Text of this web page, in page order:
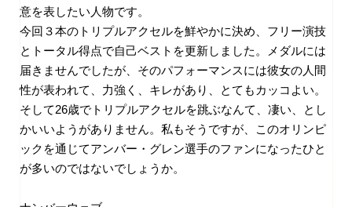
意を表したい人物です。
今回３本のトリプルアクセルを鮮やかに決め、フリー演技
とトータル得点で自己ベストを更新しました。メダルには
届きませんでしたが、そのパフォーマンスには彼女の人間
性が表われて、力強く、キレがあり、とてもカッコよい。
そして26歳でトリプルアクセルを跳ぶなんて、凄い、とし
かいいようがありません。私もそうですが、このオリンピ
ックを通じてアンバー・グレン選手のファンになったひと
が多いのではないでしょうか。